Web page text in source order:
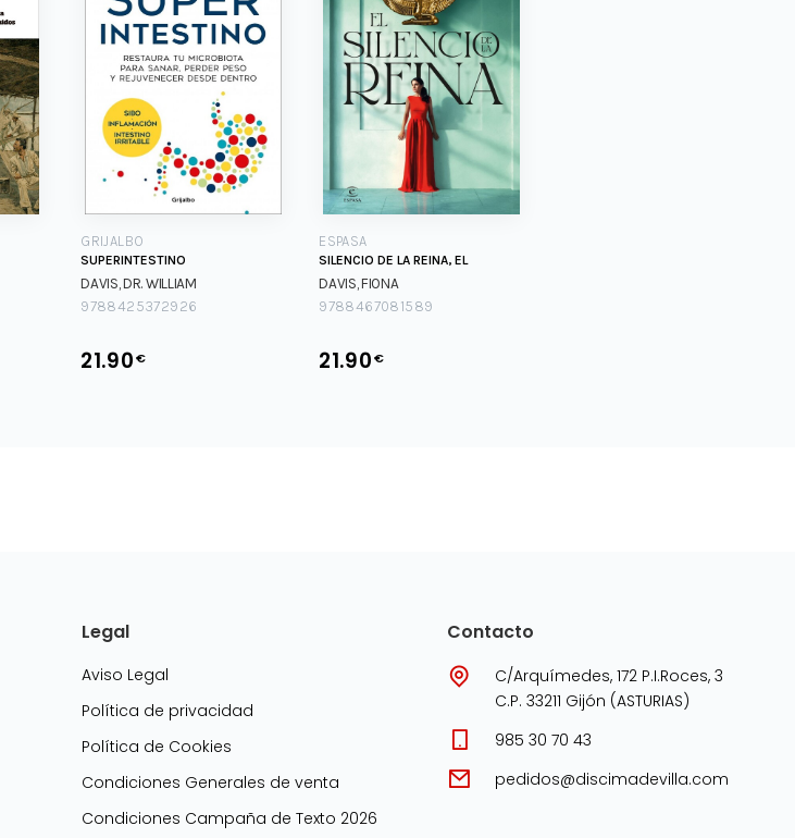
GRIJALBO
SUPERINTESTINO
DAVIS, DR. WILLIAM
9788425372926
21.90€
ESPASA
SILENCIO DE LA REINA, EL
DAVIS, FIONA
9788467081589
21.90€
Legal
Aviso Legal
Política de privacidad
Política de Cookies
Condiciones Generales de venta
Condiciones Campaña de Texto 2026
Contacto
C/Arquímedes, 172 P.I.Roces, 3
C.P. 33211 Gijón (ASTURIAS)
985 30 70 43
pedidos@discimadevilla.com